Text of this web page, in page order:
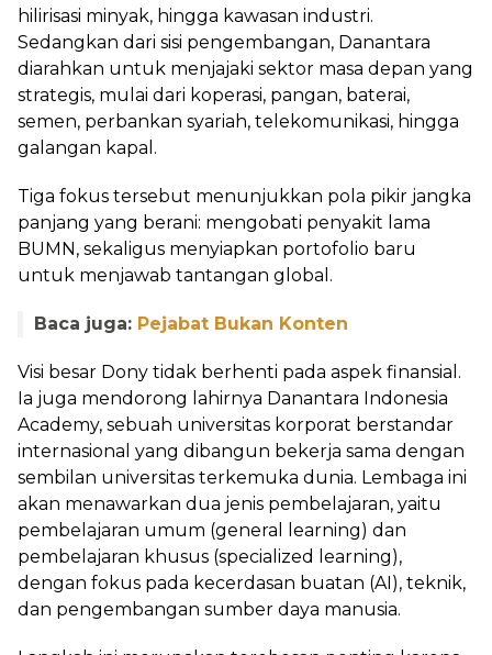
hilirisasi minyak, hingga kawasan industri.
Sedangkan dari sisi pengembangan, Danantara
diarahkan untuk menjajaki sektor masa depan yang
strategis, mulai dari koperasi, pangan, baterai,
semen, perbankan syariah, telekomunikasi, hingga
galangan kapal.
Tiga fokus tersebut menunjukkan pola pikir jangka
panjang yang berani: mengobati penyakit lama
BUMN, sekaligus menyiapkan portofolio baru
untuk menjawab tantangan global.
Baca juga: Pejabat Bukan Konten
Visi besar Dony tidak berhenti pada aspek finansial.
Ia juga mendorong lahirnya Danantara Indonesia
Academy, sebuah universitas korporat berstandar
internasional yang dibangun bekerja sama dengan
sembilan universitas terkemuka dunia. Lembaga ini
akan menawarkan dua jenis pembelajaran, yaitu
pembelajaran umum (general learning) dan
pembelajaran khusus (specialized learning),
dengan fokus pada kecerdasan buatan (AI), teknik,
dan pengembangan sumber daya manusia.